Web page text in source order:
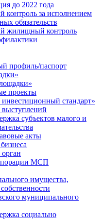
до 2022 года
за исполнением
обязательств
жилищный контроль
профиль/паспорт
проекты
стандарт»
субъектов малого и
акты
МСП
имущества,
муниципального
социально